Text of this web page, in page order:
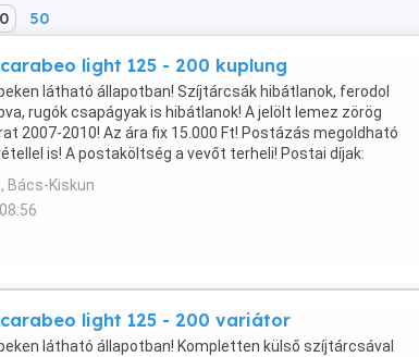
50
light 125 - 200 kuplung
látható állapotban! Szíjtárcsák hibátlanok, ferodol
rugók csapágyak is hibátlanok! A jelölt lemez zörög
2007-2010! Az ára fix 15.000 Ft! Postázás megoldható
is! A postaköltség a vevőt terheli! Postai díjak:
házhoz - 3570 Ft Utánvétellel ...
Bács-Kiskun
light 125 - 200 variátor
látható állapotban! Kompletten külső szíjtárcsával